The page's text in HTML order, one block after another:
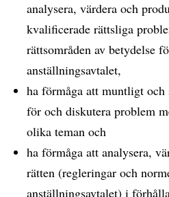
analysera, värdera och
kvalificerade rättsliga
rättsområden av betydelse
anställningsavtalet,
ha förmåga att muntligt
för och diskutera problem
olika teman och
ha förmåga att analysera,
rätten (regleringar och
anställningsavtalet) i